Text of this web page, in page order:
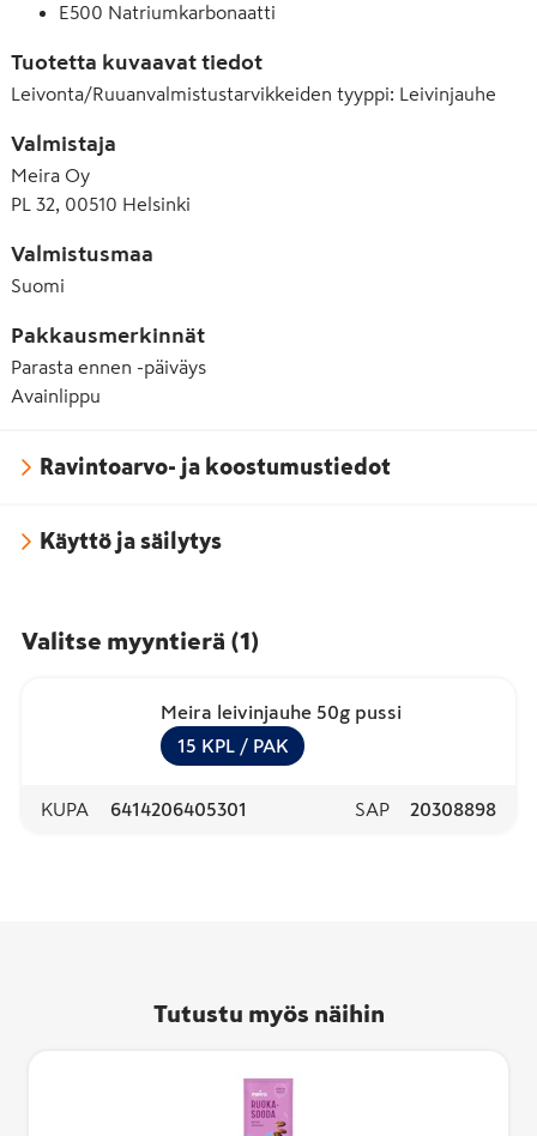
E500 Natriumkarbonaatti
Tuotetta kuvaavat tiedot
Leivonta/Ruuanvalmistustarvikkeiden tyyppi: Leivinjauhe
Valmistaja
Meira Oy
PL 32, 00510 Helsinki
Valmistusmaa
Suomi
Pakkausmerkinnät
Parasta ennen -päiväys
Avainlippu
Ravintoarvo- ja koostumustiedot
Käyttö ja säilytys
Valitse myyntierä (1)
Meira leivinjauhe 50g pussi
15 KPL / PAK
KUPA 6414206405301 SAP 20308898
Tutustu myös näihin